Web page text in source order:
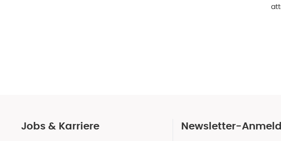
Jobs & Karriere Newsletter-